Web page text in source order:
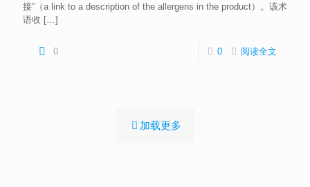
接”（a link to a description of the allergens in the product）。该术
语收 […]
0 0 阅读全文
加载更多